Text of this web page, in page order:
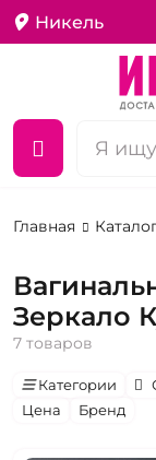
Никель
Главная
Зеркало
7 товаров
Категории
Цена
Бренд